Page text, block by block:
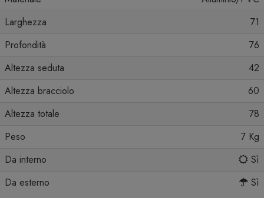
Larghezza
71
Profondità
76
Altezza seduta
42
Altezza bracciolo
60
Altezza totale
78
Peso
7 Kg
Da interno
Sì
Da esterno
Sì